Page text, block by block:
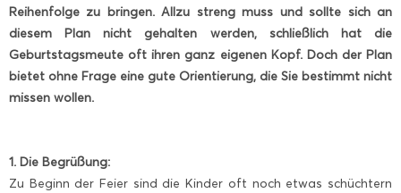
Reihenfolge zu bringen. Allzu streng muss und sollte sich an
diesem Plan nicht gehalten werden, schließlich hat die
Geburtstagsmeute oft ihren ganz eigenen Kopf. Doch der Plan
bietet ohne Frage eine gute Orientierung, die Sie bestimmt nicht
missen wollen.
1. Die Begrüßung:
Zu Beginn der Feier sind die Kinder oft noch etwas schüchtern